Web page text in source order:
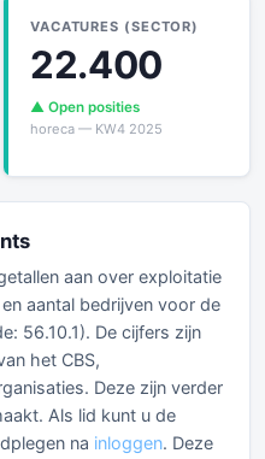
VACATURES (SECTOR)
22.400
▲ Open posities
horeca — KW4 2025
aan over exploitatie
aantal bedrijven voor de
56.10.1). De cijfers zijn
het CBS,
Deze zijn verder
Als lid kunt u de
na inloggen. Deze